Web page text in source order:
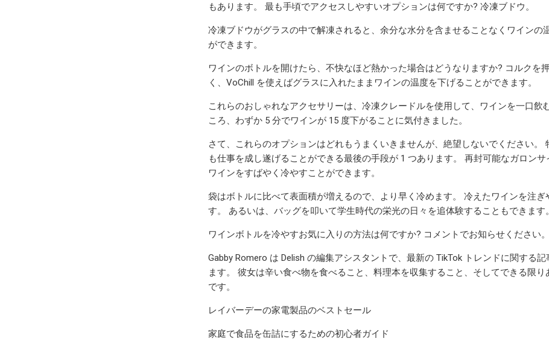
もあります。 最も手頃でアクセスしやすいオプションは何ですか? 冷凍ブドウ。
冷凍ブドウがグラスの中で解凍されると、余分な水分を含ませることなくワイン
ができます。
ワインのボトルを開けたら、不快なほど熱かった場合はどうなりますか? コルク
く、VoChill を使えばグラスに入れたままワインの温​​度を下げることができます。
これらのおしゃれなアクセサリーは、冷凍クレードルを使用して、ワインを一口
ころ、わずか 5 分でワインが 15 度下がることに気付きました。
さて、これらのオプションはどれもうまくいきませんが、絶望しないでください
も仕事を成し遂げることができる最後の手段が 1 つあります。 再封可能なガロン
ワインをすばやく冷やすことができます。
袋はボトルに比べて表面積が増えるので、より早く冷めます。 冷えたワインを注
す。 あるいは、バッグを叩いて学生時代の栄光の日々を追体験することもできます
ワインボトルを冷やすお気に入りの方法は何ですか? コメントでお知らせください。
Gabby Romero は Delish の編集アシスタントで、最新の TikTok トレンドに関する
ます。 彼女は辛い食べ物を食べること、料理本を収集すること、そしてできる限
です。
レイバーデーの家電製品のベストセール
家庭で食品を缶詰にするための初心者ガイド